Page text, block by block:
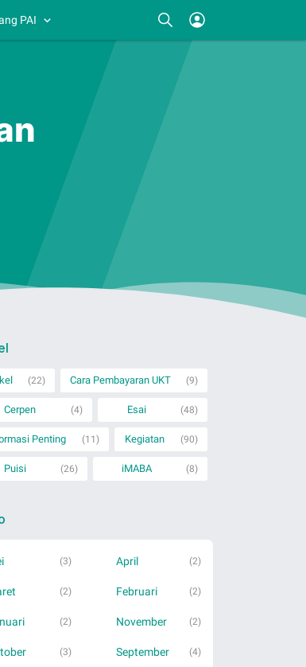
PAI
(22) Cara Pembayaran UKT (9)
Cerpen (4) Esai (48)
Penting (11) Kegiatan (90)
Puisi (26) iMABA (8)
(3) April (2)
(2) Februari (2)
(2) November (2)
(3) September (4)